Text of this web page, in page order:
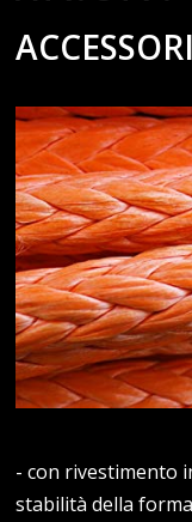
- con rivestimento
stabilità della